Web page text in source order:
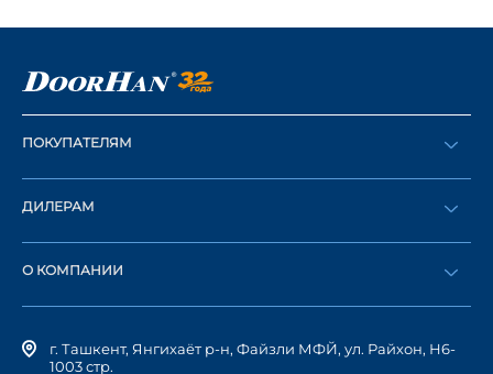
ПОКУПАТЕЛЯМ
Оформить заказ
Каталог
ДИЛЕРАМ
Стать дилером
Вход в ЛК
О КОМПАНИИ
История компании
г. Ташкент, Янгихаёт р-н, Файзли МФЙ, ул. Райхон, Н6-
1003 стр.